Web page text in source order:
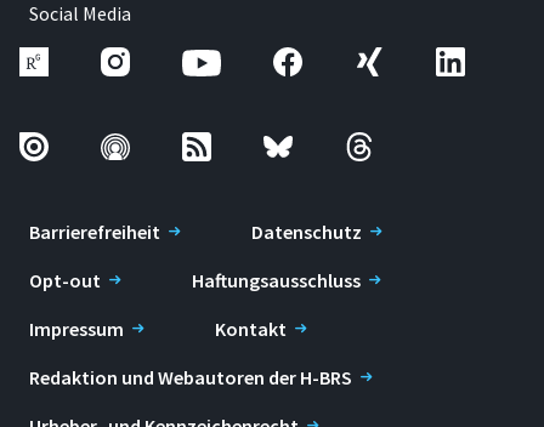
Social Media
Barrierefreiheit
Datenschutz
Opt-out
Haftungsausschluss
Impressum
Kontakt
Redaktion und Webautoren der H-BRS